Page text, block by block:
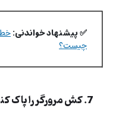
✅ پیشنهاد خواندنی:
چیست؟
7. کش مرورگر را پاک کنید